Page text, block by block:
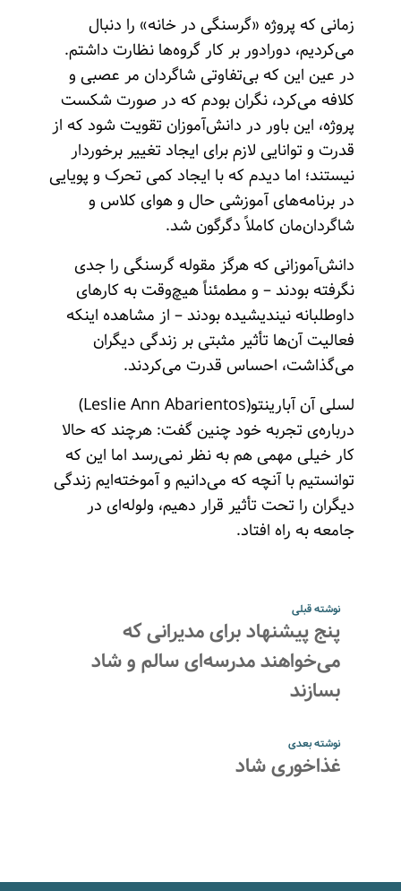
زمانی که پروژه «گرسنگی در خانه» را دنبال
می‌کردیم، دورادور بر کار گروه‌ها نظارت داشتم.
در عین این که بی‌تفاوتی شاگردان مر عصبی و
کلافه می‌کرد، نگران بودم که در صورت شکست
پروژه، این باور در ‌دانش‌آموزان تقویت شود که از
قدرت و توانایی لازم برای ایجاد تغییر برخوردار
نیستند؛ اما دیدم که با ایجاد کمی تحرک و پویایی
در برنامه‌های آموزشی حال و هوای کلاس و
شاگردان‌مان کاملاً دگرگون شد.
‌دانش‌آموزانی که هرگز مقوله گرسنگی را جدی
نگرفته بودند – و مطمئناً هیچ‌وقت به کارهای
داوطلبانه نیندیشیده بودند – از مشاهده اینکه
فعالیت آن‌ها تأثیر مثبتی بر زندگی دیگران
می‌گذاشت، احساس قدرت می‌کردند.
لسلی آن آبارینتو(Leslie Ann Abarientos)
درباره‌ی تجربه خود چنین گفت: هرچند که حالا
کار خیلی مهمی هم به نظر نمی‌رسد اما این که
توانستیم با آنچه که می‌دانیم و آموخته‌ایم زندگی
دیگران را تحت تأثیر قرار دهیم، ولوله‌ای در
جامعه به راه افتاد.
نوشته قبلی
پنج پیشنهاد برای مدیرانی که
می‌خواهند مدرسه‌‌ای سالم و شاد
بسازند
نوشته بعدی
غذاخوری شاد